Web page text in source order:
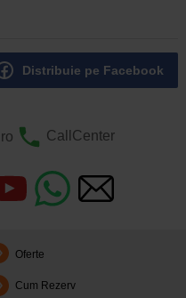
Distribuie pe Facebook
CallCenter
Oferte
Cum Rezerv